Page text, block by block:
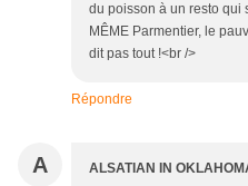
du poisson à un resto qui
MÊME Parmentier, le
dit pas tout !<br />
Répondre
A ALSATIAN IN